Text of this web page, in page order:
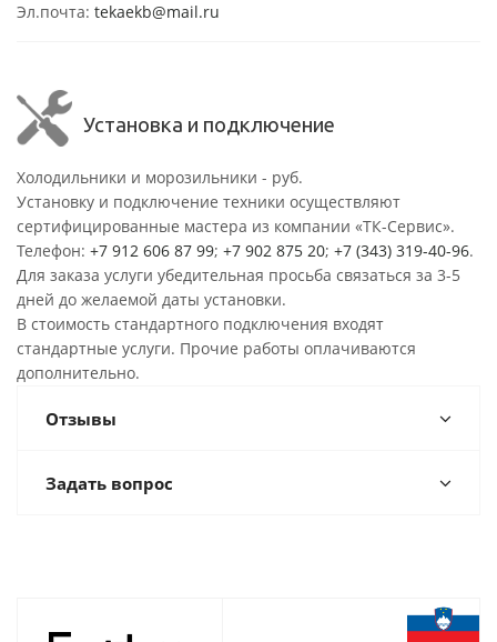
Эл.почта: tekaekb@mail.ru
Установка и подключение
Холодильники и морозильники - руб.
Установку и подключение техники осуществляют
сертифицированные мастера из компании «ТК-Сервис».
Телефон: +7 912 606 87 99; +7 902 875 20; +7 (343) 319-40-96.
Для заказа услуги убедительная просьба связаться за 3-5
дней до желаемой даты установки.
В стоимость стандартного подключения входят
стандартные услуги. Прочие работы оплачиваются
дополнительно.
Отзывы
Задать вопрос